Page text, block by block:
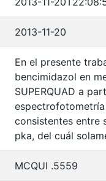
2013-11-20
En el presente
bencimidazol en
SUPERQUAD a
espectrofotometría
consistentes entre
pka, del cuál
MCQUI .5559